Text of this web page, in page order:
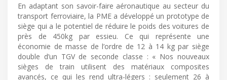
En adaptant son savoir-faire aéronautique au secteur du
transport ferroviaire, la PME a développé un prototype de
siège qui a le potentiel de réduire le poids des voitures de
près de 450kg par essieu. Ce qui représente une
économie de masse de l’ordre de 12 à 14 kg par siège
double d’un TGV de seconde classe : « Nos nouveaux
sièges de train utilisent des matériaux composites
avancés, ce qui les rend ultra-légers : seulement 26 à